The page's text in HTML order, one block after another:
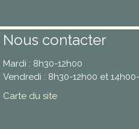
Nous contacter
Mardi : 8h30-12h00
Vendredi : 8h30-12h00 et
Carte du site